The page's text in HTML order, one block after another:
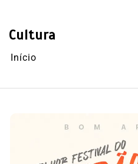
Cultura
Início